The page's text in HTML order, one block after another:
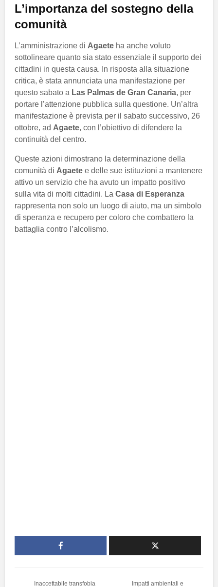
L’importanza del sostegno della
comunità
L’amministrazione di Agaete ha anche voluto
sottolineare quanto sia stato essenziale il supporto dei
cittadini in questa causa. In risposta alla situazione
critica, è stata annunciata una manifestazione per
questo sabato a Las Palmas de Gran Canaria, per
portare l’attenzione pubblica sulla questione. Un’altra
manifestazione è prevista per il sabato successivo, 26
ottobre, ad Agaete, con l’obiettivo di difendere la
continuità del centro.
Queste azioni dimostrano la determinazione della
comunità di Agaete e delle sue istituzioni a mantenere
attivo un servizio che ha avuto un impatto positivo
sulla vita di molti cittadini. La Casa di Esperanza
rappresenta non solo un luogo di aiuto, ma un simbolo
di speranza e recupero per coloro che combattero la
battaglia contro l’alcolismo.
Inaccettabile transfobia Impatti ambientali e